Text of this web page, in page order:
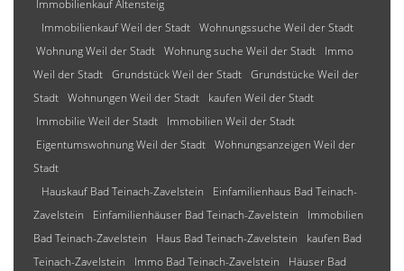
Immobilienkauf Altensteig
Immobilienkauf Weil der Stadt Wohnungssuche Weil der Stadt
Wohnung Weil der Stadt Wohnung suche Weil der Stadt
Immo
Weil der Stadt Grundstück Weil der Stadt Grundstücke Weil der
Stadt Wohnungen Weil der Stadt
kaufen Weil der Stadt
Immobilie Weil der Stadt
Immobilien Weil der Stadt
Eigentumswohnung Weil der Stadt Wohnungsanzeigen Weil der
Stadt
Hauskauf Bad Teinach-Zavelstein
Einfamilienhaus Bad Teinach-
Zavelstein
Einfamilienhäuser Bad Teinach-Zavelstein
Immobilien
Bad Teinach-Zavelstein
Haus Bad Teinach-Zavelstein
kaufen Bad
Teinach-Zavelstein
Immo Bad Teinach-Zavelstein
Häuser Bad